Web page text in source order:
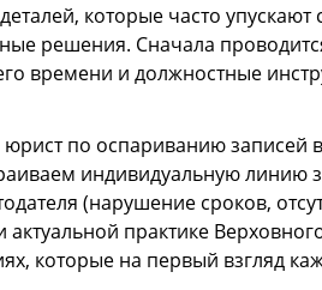
которые часто
решения. Сначала
времени и должностные
по оспариванию записей
индивидуальную линию
(нарушение сроков,
практике
которые на первый взгляд